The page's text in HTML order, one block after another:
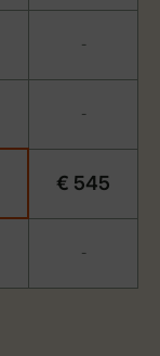
-
-
€ 545
-